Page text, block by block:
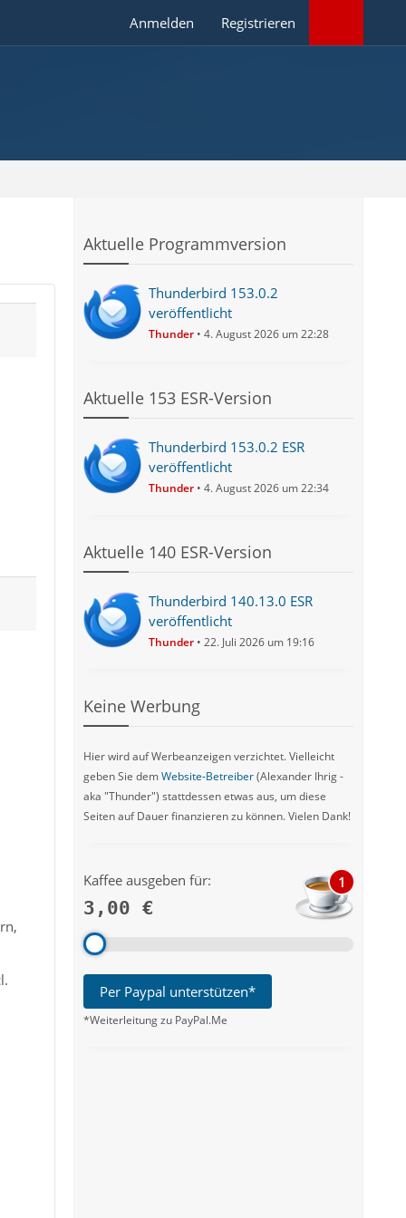
Anmelden Registrieren
Aktuelle Programmversion
Thunderbird 153.0.2
veröffentlicht
Thunder 4. August 2026 um 22:28
Aktuelle 153 ESR-Version
Thunderbird 153.0.2 ESR
veröffentlicht
Thunder 4. August 2026 um 22:34
Aktuelle 140 ESR-Version
Thunderbird 140.13.0 ESR
veröffentlicht
Thunder 22. Juli 2026 um 19:16
Keine Werbung
Hier wird auf Werbeanzeigen verzichtet. Vielleicht
geben Sie demWebsite-Betreiber(Alexander Ihrig -
aka "Thunder") stattdessen etwas aus, um diese
Seiten auf Dauer finanzieren zu können. Vielen Dank!
Kaffee ausgeben für:
3,00 €
1
Per Paypal unterstützen*
*Weiterleitung zu PayPal.Me